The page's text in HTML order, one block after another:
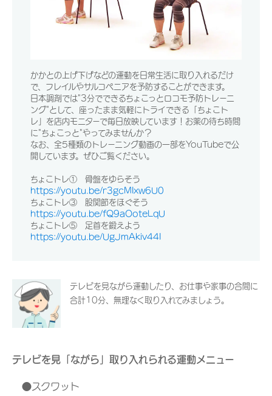
かかとの上げ下げなどの運動を日常生活に取り入れるだけ
で、フレイルやサルコペニアを予防することができます。
日本調剤では"3分でできるちょこっとロコモ予防トレーニ
ング"として、座ったまま気軽にトライできる「ちょこト
レ」を店内モニターで毎日放映しています！お薬の待ち時間
に"ちょこっと"やってみませんか？
なお、全5種類のトレーニング動画の一部をYouTubeで公
開しています。ぜひご覧ください。
ちょこトレ① 骨盤をゆらそう
https://youtu.be/r3gcMIxw6U0
ちょこトレ③ 股関節をほぐそう
https://youtu.be/fQ9aOoteLqU
ちょこトレ⑤ 足首を鍛えよう
https://youtu.be/UgJmAkiv44I
テレビを見ながら運動したり、お仕事や家事の合間に
合計10分、無理なく取り入れてみましょう。
テレビを見「ながら」取り入れられる運動メニュー
●スクワット